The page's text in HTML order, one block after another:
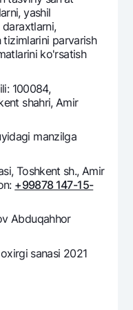
yashil
tizimlarini parvarish
ko'rsatish
100084,
shahri, Amir
manzilga
Toshkent sh., Amir
+99878 147-15-
Abduqahhor
sanasi 2021